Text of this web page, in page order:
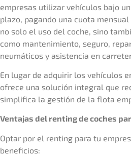
empresas utilizar vehículos bajo
plazo, pagando una cuota
no solo el uso del coche, sino
como mantenimiento, seguro,
neumáticos y asistencia en
En lugar de adquirir los vehículos
ofrece una solución integral que
simplifica la gestión de la flota
Ventajas del renting de coches
Optar por el renting para tu
beneficios: